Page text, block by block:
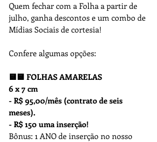
Quem fechar com a Folha a partir de
julho, ganha descontos e um combo de
Mídias Sociais de cortesia!
Confere algumas opções:
🟨🟨 FOLHAS AMARELAS
6 x 7 cm
- R$ 95,00/mês (contrato de seis
meses).
- R$ 150 uma inserção!
Bônus: 1 ANO de inserção no nosso